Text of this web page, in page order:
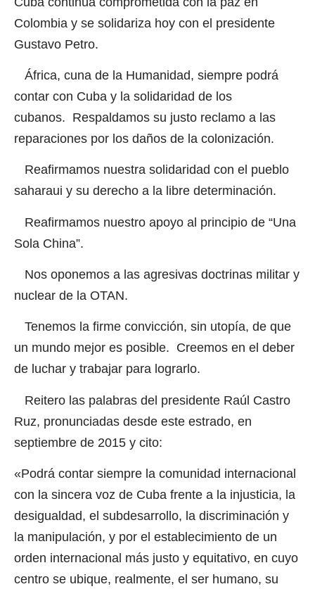
Colombia y se solidariza hoy con el presidente
Gustavo Petro.
África, cuna de la Humanidad, siempre podrá
contar con Cuba y la solidaridad de los
cubanos. Respaldamos su justo reclamo a las
reparaciones por los daños de la colonización.
Reafirmamos nuestra solidaridad con el pueblo
saharaui y su derecho a la libre determinación.
Reafirmamos nuestro apoyo al principio de “Una
Sola China”.
Nos oponemos a las agresivas doctrinas militar y
nuclear de la OTAN.
Tenemos la firme convicción, sin utopía, de que
un mundo mejor es posible. Creemos en el deber
de luchar y trabajar para lograrlo.
Reitero las palabras del presidente Raúl Castro
Ruz, pronunciadas desde este estrado, en
septiembre de 2015 y cito:
«Podrá contar siempre la comunidad internacional
con la sincera voz de Cuba frente a la injusticia, la
desigualdad, el subdesarrollo, la discriminación y
la manipulación, y por el establecimiento de un
orden internacional más justo y equitativo, en cuyo
centro se ubique, realmente, el ser humano, su